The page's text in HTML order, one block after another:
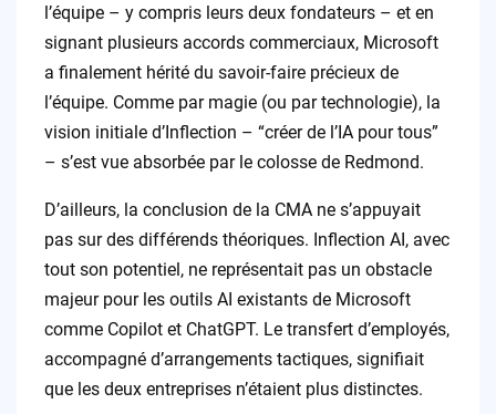
l’équipe – y compris leurs deux fondateurs – et en
signant plusieurs accords commerciaux, Microsoft
a finalement hérité du savoir-faire précieux de
l’équipe. Comme par magie (ou par technologie), la
vision initiale d’Inflection – “créer de l’IA pour tous”
– s’est vue absorbée par le colosse de Redmond.
D’ailleurs, la conclusion de la CMA ne s’appuyait
pas sur des différends théoriques. Inflection AI, avec
tout son potentiel, ne représentait pas un obstacle
majeur pour les outils AI existants de Microsoft
comme Copilot et ChatGPT. Le transfert d’employés,
accompagné d’arrangements tactiques, signifiait
que les deux entreprises n’étaient plus distinctes.